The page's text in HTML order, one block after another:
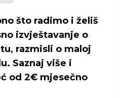
što radimo i želiš
izvještavanje o
razmisli o maloj
Saznaj više i
od 2€ mjesečno